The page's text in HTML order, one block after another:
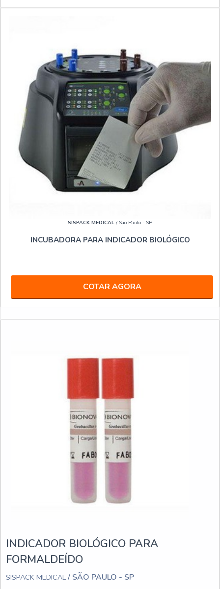
SISPACK MEDICAL / São Paulo - SP
INCUBADORA PARA INDICADOR BIOLÓGICO
COTAR AGORA
INDICADOR BIOLÓGICO PARA
FORMALDEÍDO
SISPACK MEDICAL / SÃO PAULO - SP